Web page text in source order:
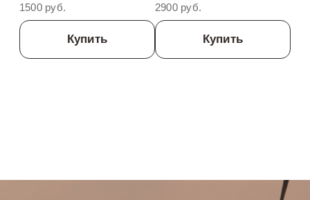
1500 руб.
Купить
2900 руб.
Купить